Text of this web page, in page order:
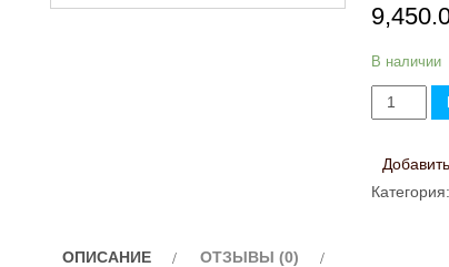
В наличии
товара
Категория:
ОПИСАНИЕ ОТЗЫВЫ (0)